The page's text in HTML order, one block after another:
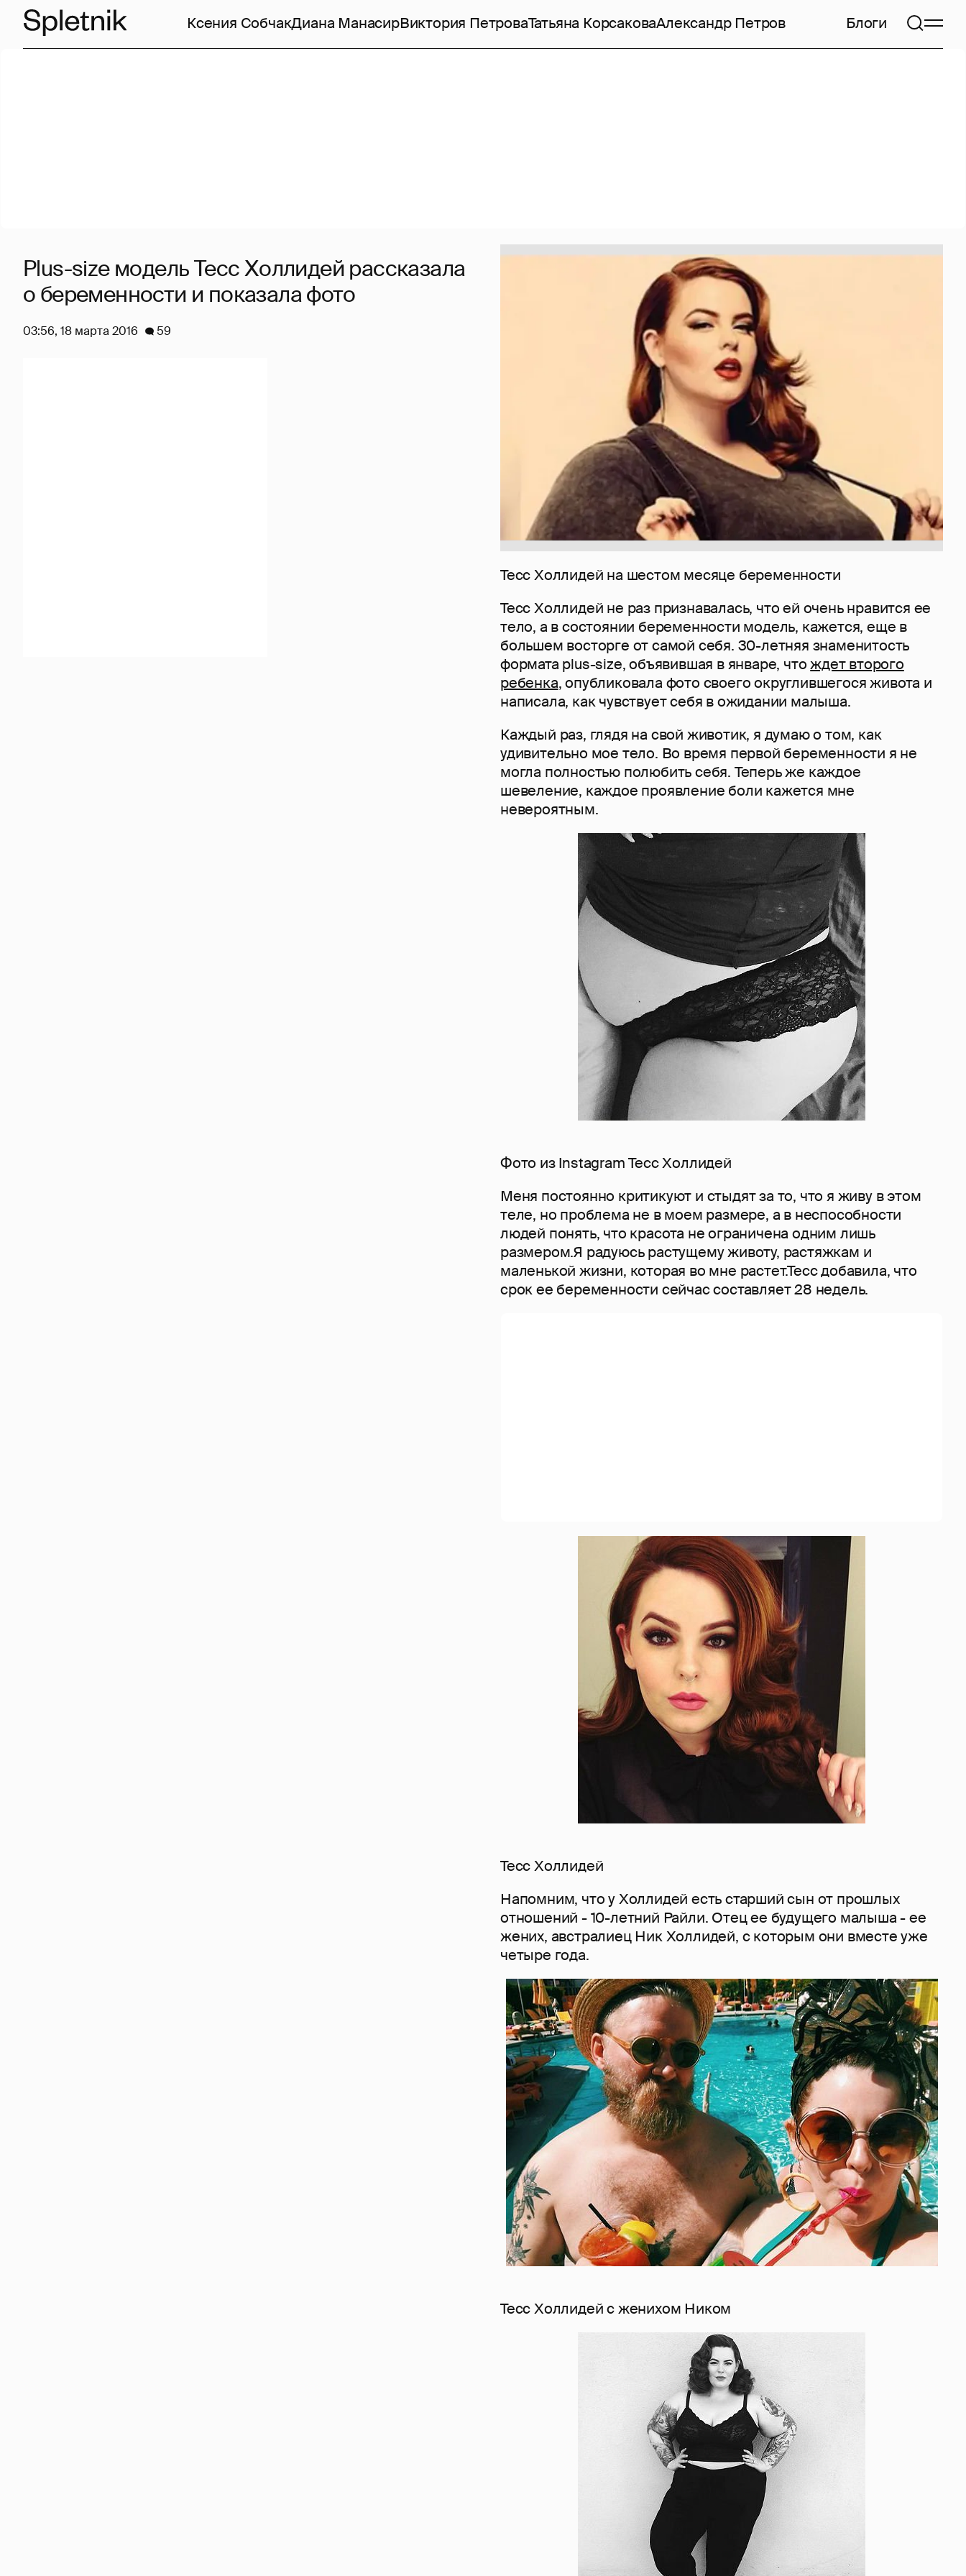
Ксения СобчакДиана МанасирВиктория ПетроваТатьяна КорсаковаАлександр Петров Блоги
Тесс Холлидей на шестом месяце беременности
Тесс Холлидей не раз признавалась, что ей очень нравится ее
тело, а в состоянии беременности модель, кажется, еще в
большем восторге от самой себя. 30-летняя знаменитость
формата plus-size, объявившая в январе, чтождет второго
ребенка, опубликовала фото своего округлившегося живота и
написала, как чувствует себя в ожидании малыша.
Каждый раз, глядя на свой животик, я думаю о том, как
удивительно мое тело. Во время первой беременности я не
могла полностью полюбить себя. Теперь же каждое
шевеление, каждое проявление боли кажется мне
невероятным.
Фото из Instagram Тесс Холлидей
Меня постоянно критикуют и стыдят за то, что я живу в этом
теле, но проблема не в моем размере, а в неспособности
людей понять, что красота не ограничена одним лишь
размером.Я радуюсь растущему животу, растяжкам и
маленькой жизни, которая во мне растет.Тесс добавила, что
срок ее беременности сейчас составляет 28 недель.
Тесс Холлидей
Напомним, что у Холлидей есть старший сын от прошлых
отношений - 10-летний Райли. Отец ее будущего малыша - ее
жених, австралиец Ник Холлидей, с которым они вместе уже
четыре года.
Тесс Холлидей с женихом Ником
Plus-size модель Тесс Холлидей рассказала
о беременности и показала фото
03:56, 18 марта 2016 59